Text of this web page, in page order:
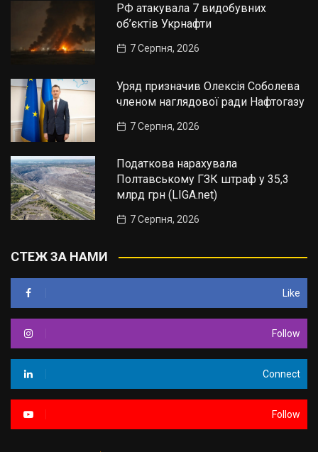
РФ атакувала 7 видобувних
об’єктів Укрнафти
7 Серпня, 2026
Уряд призначив Олексія Соболева
членом наглядової ради Нафтогазу
7 Серпня, 2026
Податкова нарахувала
Полтавському ГЗК штраф у 35,3
млрд грн (LIGA.net)
7 Серпня, 2026
СТЕЖ ЗА НАМИ
Like
Follow
Connect
Follow